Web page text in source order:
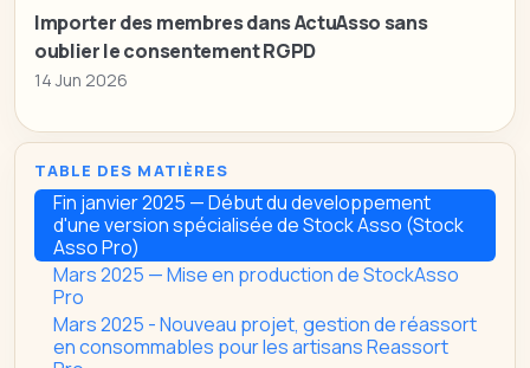
Importer des membres dans ActuAsso sans
oublier le consentement RGPD
14 Jun 2026
TABLE DES MATIÈRES
Fin janvier 2025 — Début du developpement
d'une version spécialisée de Stock Asso (Stock
Asso Pro)
Mars 2025 — Mise en production de StockAsso
Pro
Mars 2025 - Nouveau projet, gestion de réassort
en consommables pour les artisans Reassort